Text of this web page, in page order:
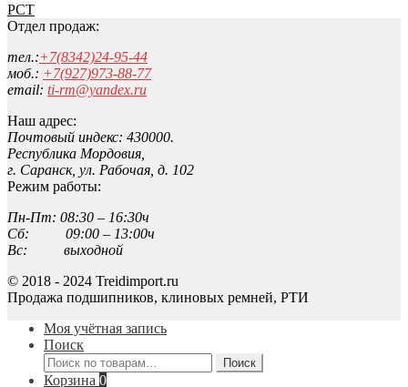
РСТ
Отдел продаж:
тел.:+7(8342)24-95-44
моб.: +7(927)973-88-77
email: ti-rm@yandex.ru
Наш адрес:
Почтовый индекс: 430000.
Республика Мордовия,
г. Саранск, ул. Рабочая, д. 102
Режим работы:
Пн-Пт: 08:30 – 16:30ч
Сб: 09:00 – 13:00ч
Вс: выходной
© 2018 - 2024 Treidimport.ru
Продажа подшипников, клиновых ремней, РТИ
Моя учётная запись
Поиск
Искать:
Поиск
Корзина 0